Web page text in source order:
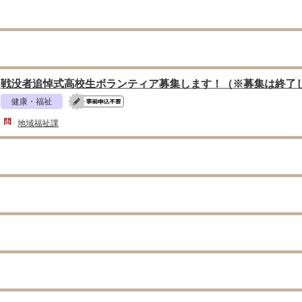
戦没者追悼式高校生ボランティア募集します！（※募集は終了
健康・福祉
地域福祉課